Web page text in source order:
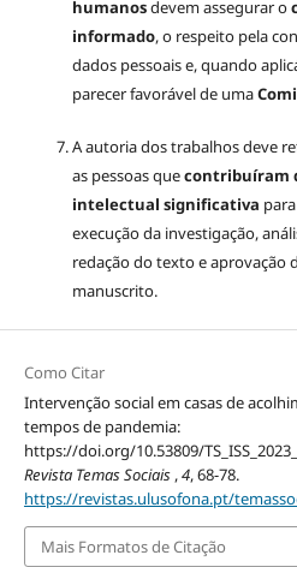
humanosdevem assegurar o
informado, o respeito pela
dados pessoais e, quando
parecer favorável de uma
A autoria dos trabalhos deve
as pessoas quecontribuíram
intelectual significativa
execução da investigação,
redação do texto e aprovação
manuscrito.
Como Citar
Intervenção social em casas de
tempos de pandemia:
https://doi.org/10.53809/
Revista Temas Sociais ,4, 68-78.
https://revistas.ulusofona.pt/
Mais Formatos de Citação